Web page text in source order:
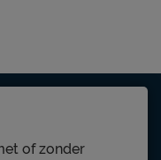
of zonder